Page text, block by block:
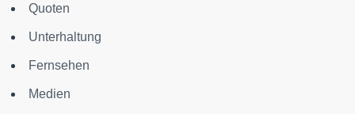
Quoten
Unterhaltung
Fernsehen
Medien